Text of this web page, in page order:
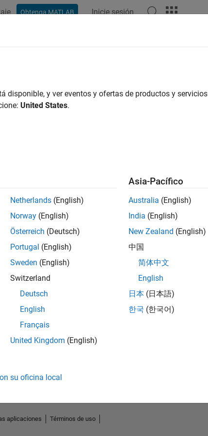
Obtenga MATLAB Inicie sesión
this person in a skill
received
disponible, y ver eventos y ofertas de productos y servicios
United States.
Netherlands (English)
Norway (English)
Österreich (Deutsch)
Portugal (English)
Sweden (English)
Switzerland
Deutsch
English
Français
United Kingdom (English)
Asia-Pacífico
Australia (English)
India (English)
New Zealand (English)
中国
简体中文
English
日本 (日本語)
한국 (한국어)
su oficina local
aplicaciones
Términos de uso